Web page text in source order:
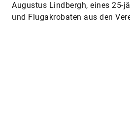
Augustus Lindbergh, eines 25-
und Flugakrobaten aus den